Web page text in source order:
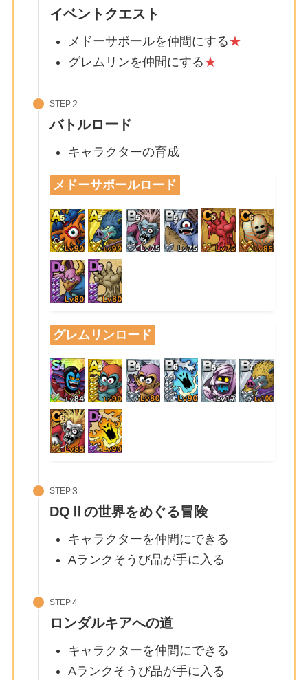
イベントクエスト
メドーサボールを仲間にする★
グレムリンを仲間にする★
STEP
バトルロード
キャラクターの育成
メドーサボールロード
グレムリンロード
STEP
DQⅡの世界をめぐる冒険
キャラクターを仲間にできる
Aランクそうび品が手に入る
STEP
ロンダルキアへの道
キャラクターを仲間にできる
Aランクそうび品が手に入る